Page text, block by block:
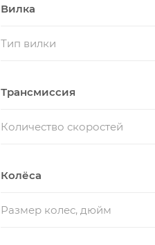
Вилка
Тип вилки
Трансмиссия
Количество скоростей
Колёса
Размер колес, дюйм